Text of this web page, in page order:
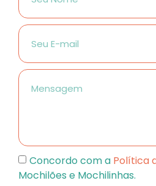
Concordo com a Política
Mochilões e Mochilinhas.